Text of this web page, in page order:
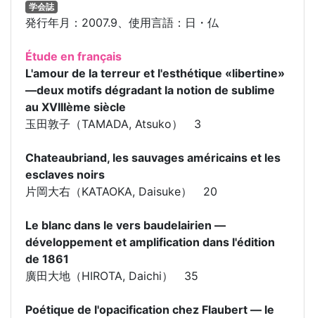
学会誌
発行年月：2007.9、使用言語：日・仏
Étude en français
L'amour de la terreur et l'esthétique «libertine»
―deux motifs dégradant la notion de sublime
au XVIIIème siècle
玉田敦子（TAMADA, Atsuko） 3
Chateaubriand, les sauvages américains et les
esclaves noirs
片岡大右（KATAOKA, Daisuke） 20
Le blanc dans le vers baudelairien ―
développement et amplification dans l'édition
de 1861
廣田大地（HIROTA, Daichi） 35
Poétique de l'opacification chez Flaubert ― le